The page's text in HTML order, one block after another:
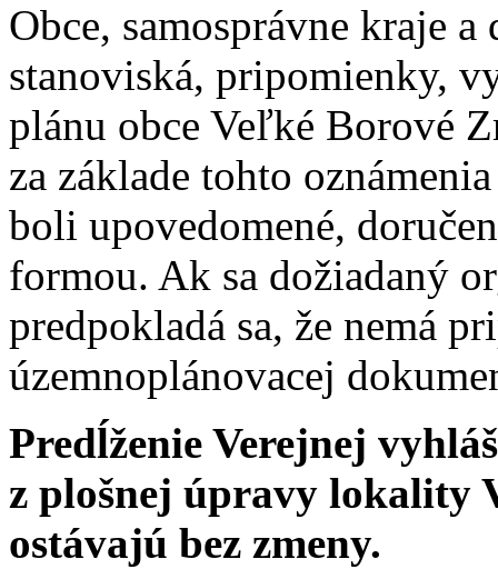
Obce, samosprávne kraje
stanoviská, pripomienky,
plánu obce Veľké Borové
za základe tohto
boli upovedomené,
formou. Ak sa dožiadaný
predpokladá sa, že nemá
územnoplánovacej
Predĺženie Verejnej
z plošnej úpravy lokality
ostávajú bez zmeny.